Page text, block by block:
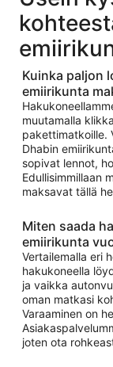
Kuinka paljon
emiirikunta
muutamalla
pakettimatkoille.
Dhabin
sopivat lennot,
Edullisimmillaan
maksavat tällä
Miten saada
emiirikunta
Vertailemalla eri
hakukoneella
ja vaikka
oman matkasi
Varaaminen on
joten ota